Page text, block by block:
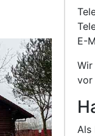
E-
vor
Als